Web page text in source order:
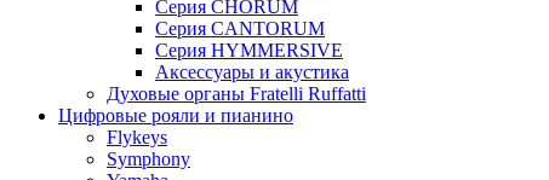
Серия CHORUM
Серия CANTORUM
Серия HYMMERSIVE
Аксессуары и акустика
Духовые органы Fratelli Ruffatti
Цифровые рояли и пианино
Flykeys
Symphony